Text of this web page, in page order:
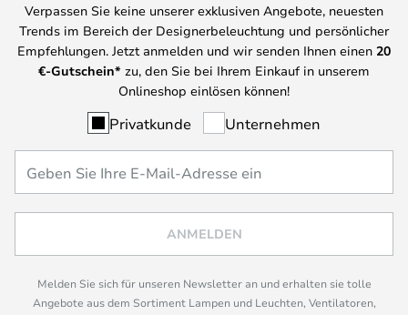
Verpassen Sie keine unserer exklusiven Angebote, neuesten
Trends im Bereich der Designerbeleuchtung und persönlicher
Empfehlungen. Jetzt anmelden und wir senden Ihnen einen 20
€-Gutschein* zu, den Sie bei Ihrem Einkauf in unserem
Onlineshop einlösen können!
Privatkunde Unternehmen
ANMELDEN
Melden Sie sich für unseren Newsletter an und erhalten sie tolle
Angebote aus dem Sortiment Lampen und Leuchten, Ventilatoren,